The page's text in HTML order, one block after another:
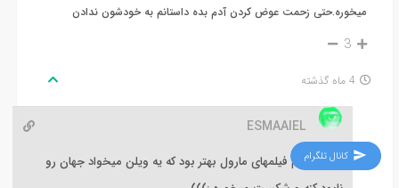
میخوره.حتی زحمت عوض کردن آدم بده داستانم به خودشون ندادن
3
4 ماه گذشته
ESMAAIEL
والا از تموم فیلمهای مارول بهتر بود که یه ویلن میخواد جهان رو
کانال تلگرام